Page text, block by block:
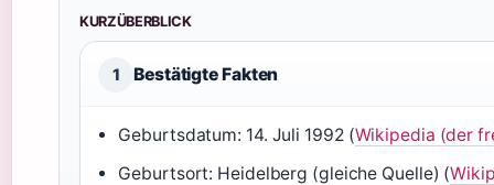
KURZÜBERBLICK
1 Bestätigte Fakten
Geburtsdatum: 14. Juli 1992 (Wikipedia (der
Geburtsort: Heidelberg (gleiche Quelle) (